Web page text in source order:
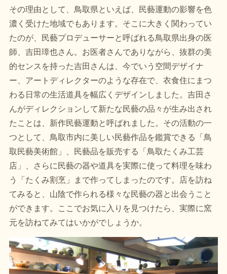
その理由として、鳥取県といえば、民藝運動の影響を色
濃く受けた地域でもあります。そこに大きく関わってい
たのが、民藝プロデューサーと呼ばれる鳥取県出身の医
師、吉田璋也さん。お医者さんでありながら、抜群の美
的センスを持った吉田さんは、今でいう空間デザイナ
ー、アートディレクターのような存在で、衣食住にまつ
わる日常の生活道具を幅広くデザインしました。吉田さ
んがディレクションして新たな民藝の品々が生み出され
たことは、新作民藝運動と呼ばれました。その活動の一
つとして、鳥取市内に美しい民藝作品を鑑賞できる「鳥
取民藝美術館」、民藝品を販売する「鳥取たくみ工芸
店」、さらに民藝の器や道具を実際に使って料理を味わ
う「たくみ割烹」まで作ってしまったのです。店を訪ね
てみると、山陰で作られる様々な民藝の器と出会うこと
ができます。ここでお気に入りを見つけたら、実際に窯
元を訪ねてみてはいかがでしょうか。